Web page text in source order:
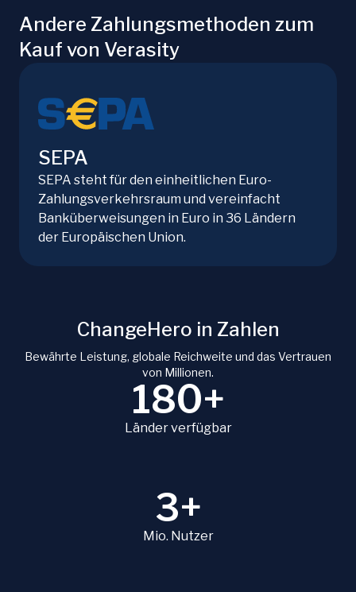
Andere Zahlungsmethoden zum
Kauf von Verasity
SEPA
SEPA steht für den einheitlichen Euro-
Zahlungsverkehrsraum und vereinfacht
Banküberweisungen in Euro in 36 Ländern
der Europäischen Union.
ChangeHero in Zahlen
Bewährte Leistung, globale Reichweite und das Vertrauen
von Millionen.
180+
Länder verfügbar
3+
Mio. Nutzer